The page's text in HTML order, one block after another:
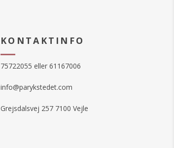
KONTAKTINFO
75722055 eller 61167006
info@parykstedet.com
Grejsdalsvej 257 7100 Vejle